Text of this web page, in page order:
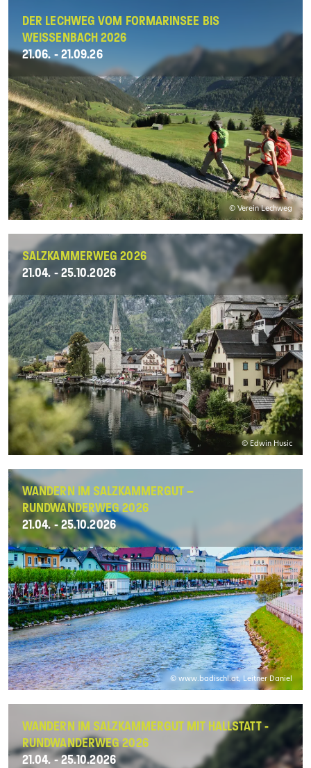
DER LECHWEG VOM FORMARINSEE BIS
WEISSENBACH 2026
21.06. - 21.09.26
© Verein Lechweg
SALZKAMMERWEG 2026
21.04. - 25.10.2026
© Edwin Husic
WANDERN IM SALZKAMMERGUT –
RUNDWANDERWEG 2026
21.04. - 25.10.2026
© www.badischl.at, Leitner Daniel
WANDERN IM SALZKAMMERGUT MIT HALLSTATT -
RUNDWANDERWEG 2026
21.04. - 25.10.2026